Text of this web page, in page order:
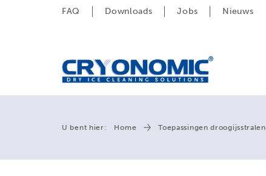
FAQ Downloads Jobs Nieuws
U bent hier: Home Toepassingen droogijsstralen